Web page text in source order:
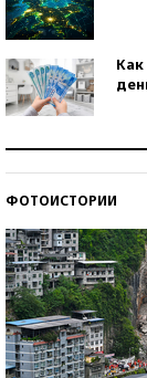
ФОТОИСТОРИИ